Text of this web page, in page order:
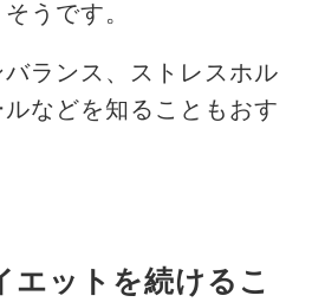
うです。
ランス、ストレスホル
などを知ることもおす
エットを続けるこ